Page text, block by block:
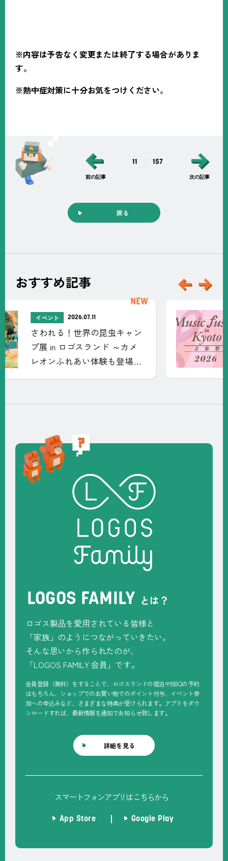
※内容は予告なく変更または終了する場合がありま
す。
※熱中症対策に十分お気をつけください。
前の記事
11 157
次の記事
戻る
おすすめ記事
Music fusion in Kyoto 音楽祭
2026 について
LOGOS FAMILY とは？
ロゴス製品を愛用されている皆様と
「家族」のようにつながっていきたい。
そんな思いから作られたのが、
「LOGOS FAMILY会員」です。
会員登録（無料）をすることで、ロゴスランドの宿泊やBBQの予約
はもちろん、ショップでのお買い物でのポイント付与、イベント参
加への申込みなど、さまざまな特典が受けられます。アプリをダウ
ンロードすれば、最新情報を通知でお知らせ致します。
詳細を見る
スマートフォンアプリはこちらから
App Store Google Play